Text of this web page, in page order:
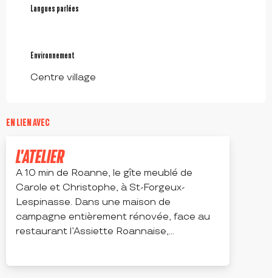
Langues parlées
Langues parlées
Environnement
Environnement
Centre village
EN LIEN AVEC
L'ATELIER
A 10 min de Roanne, le gîte meublé de
Carole et Christophe, à St-Forgeux-
Lespinasse. Dans une maison de
campagne entièrement rénovée, face au
restaurant l’Assiette Roannaise,...